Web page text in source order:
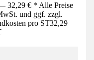
32,29 € * Alle Preise
und ggf. zzgl.
pro ST32,29